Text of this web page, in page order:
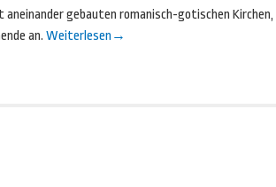
aneinander gebauten romanisch-gotischen
an. Weiterlesen →